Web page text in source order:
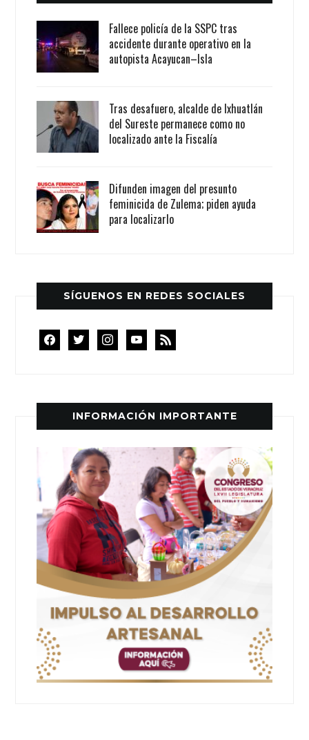
Fallece policía de la SSPC tras
accidente durante operativo en la
autopista Acayucan–Isla
Tras desafuero, alcalde de Ixhuatlán
del Sureste permanece como no
localizado ante la Fiscalía
Difunden imagen del presunto
feminicida de Zulema; piden ayuda
para localizarlo
SÍGUENOS EN REDES SOCIALES
facebooktwitterinstagramyoutube
rss
INFORMACIÓN IMPORTANTE